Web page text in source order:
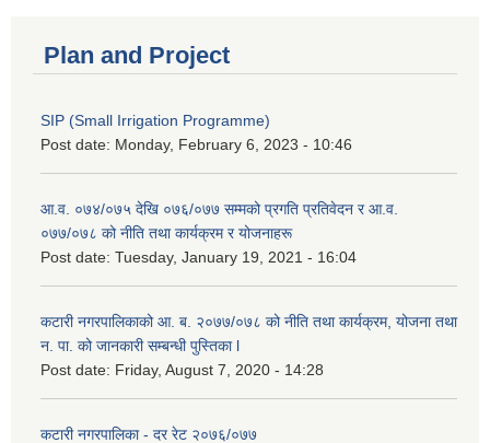
Plan and Project
SIP (Small Irrigation Programme)
Post date: Monday, February 6, 2023 - 10:46
आ.व. ०७४/०७५ देखि ०७६/०७७ सम्मको प्रगति प्रतिवेदन र आ.व.
०७७/०७८ को नीति तथा कार्यक्रम र योजनाहरू
Post date: Tuesday, January 19, 2021 - 16:04
कटारी नगरपालिकाको आ. ब. २०७७/०७८ को नीति तथा कार्यक्रम, योजना तथा
न. पा. को जानकारी सम्बन्धी पुस्तिका l
Post date: Friday, August 7, 2020 - 14:28
कटारी नगरपालिका - दर रेट २०७६/०७७